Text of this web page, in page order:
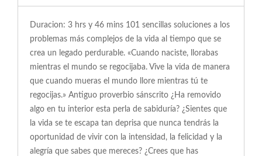
Duracion: 3 hrs y 46 mins 101 sencillas soluciones a los
problemas más complejos de la vida al tiempo que se
crea un legado perdurable. «Cuando naciste, llorabas
mientras el mundo se regocijaba. Vive la vida de manera
que cuando mueras el mundo llore mientras tú te
regocijas.» Antiguo proverbio sánscrito ¿Ha removido
algo en tu interior esta perla de sabiduría? ¿Sientes que
la vida se te escapa tan deprisa que nunca tendrás la
oportunidad de vivir con la intensidad, la felicidad y la
alegría que sabes que mereces? ¿Crees que has